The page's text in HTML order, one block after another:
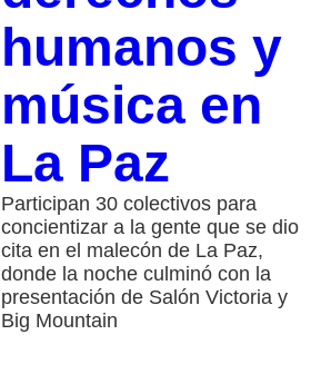
humanos y
música en
La Paz
Participan 30 colectivos para
concientizar a la gente que se dio
cita en el malecón de La Paz,
donde la noche culminó con la
presentación de Salón Victoria y
Big Mountain